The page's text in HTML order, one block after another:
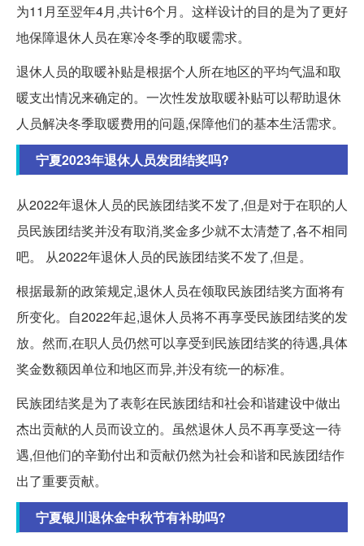
为11月至翌年4月,共计6个月。这样设计的目的是为了更好
地保障退休人员在寒冷冬季的取暖需求。
退休人员的取暖补贴是根据个人所在地区的平均气温和取
暖支出情况来确定的。一次性发放取暖补贴可以帮助退休
人员解决冬季取暖费用的问题,保障他们的基本生活需求。
宁夏2023年退休人员发团结奖吗?
从2022年退休人员的民族团结奖不发了,但是对于在职的人
员民族团结奖并没有取消,奖金多少就不太清楚了,各不相同
吧。 从2022年退休人员的民族团结奖不发了,但是。
根据最新的政策规定,退休人员在领取民族团结奖方面将有
所变化。自2022年起,退休人员将不再享受民族团结奖的发
放。然而,在职人员仍然可以享受到民族团结奖的待遇,具体
奖金数额因单位和地区而异,并没有统一的标准。
民族团结奖是为了表彰在民族团结和社会和谐建设中做出
杰出贡献的人员而设立的。虽然退休人员不再享受这一待
遇,但他们的辛勤付出和贡献仍然为社会和谐和民族团结作
出了重要贡献。
宁夏银川退休金中秋节有补助吗?